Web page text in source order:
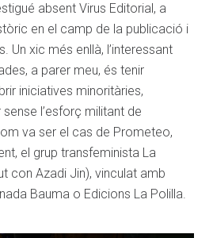
absent Virus Editorial, a
en el camp de la publicació i
Un xic més enllà, l’interessant
a parer meu, és tenir
iniciatives minoritàries,
l’esforç militant de
va ser el cas de Prometeo,
el grup transfeminista La
con Azadi Jin), vinculat amb
Bauma o Edicions La Polilla.